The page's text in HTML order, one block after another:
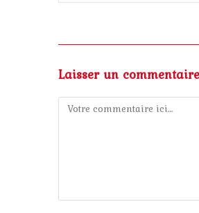
Laisser un commentaire
Comment